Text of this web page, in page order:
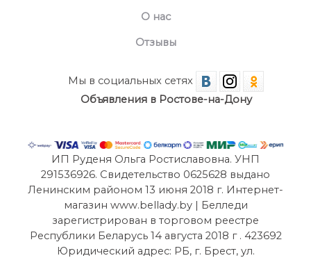
О нас
Отзывы
Мы в социальных сетях
Объявления в Ростове-на-Дону
ИП Руденя Ольга Ростиславовна. УНП
291536926. Свидетельство 0625628 выдано
Ленинским районом 13 июня 2018 г. Интернет-
магазин www.bellady.by | Белледи
зарегистрирован в торговом реестре
Республики Беларусь 14 августа 2018 г . 423692
Юридический адрес: РБ, г. Брест, ул.